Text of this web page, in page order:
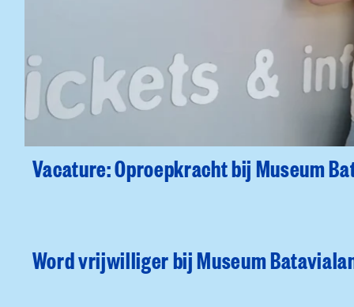
Vacature: Oproepkracht bij Museum
Word vrijwilliger bij Museum